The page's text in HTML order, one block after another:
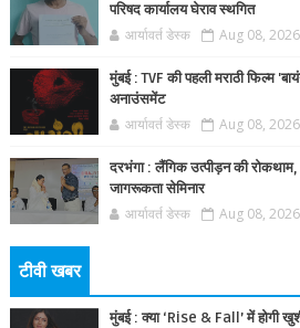
परिषद कार्यालय घेराव स्थगित
आर्यावर्त डेस्क Aug 08, 2026
मुंबई : TVF की पहली मराठी फिल्म
अनाउंसमेंट
आर्यावर्त डेस्क Aug 08, 2026
दरभंगा : लैंगिक उत्पीड़न की
जागरूकता सेमिनार
आर्यावर्त डेस्क Aug 08, 2026
टीवी खबर
मुंबई : क्या ‘Rise & Fall’ में होगी